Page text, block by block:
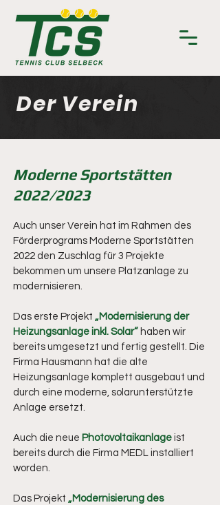
Der Verein
Moderne Sportstätten
2022/2023
Auch unser Verein hat im Rahmen des
Förderprograms Moderne Sportstätten
2022 den Zuschlag für 3 Projekte
bekommen um unsere Platzanlage zu
modernisieren.
Das erste Projekt „Modernisierung der
Heizungsanlage inkl. Solar“ haben wir
bereits umgesetzt und fertig gestellt. Die
Firma Hausmann hat die alte
Heizungsanlage komplett ausgebaut und
durch eine moderne, solarunterstützte
Anlage ersetzt.
Auch die neue Photovoltaikanlage ist
bereits durch die Firma MEDL installiert
worden.
Das Projekt „Modernisierung des